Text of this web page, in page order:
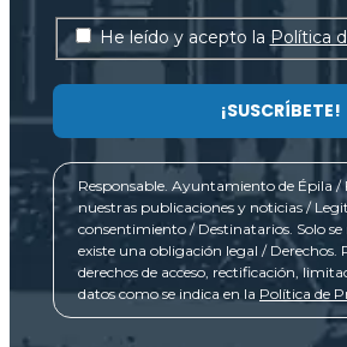
He leído y acepto la Política
Responsable. Ayuntamiento de Épila /
nuestras publicaciones y noticias /
consentimiento / Destinatarios. Solo se
existe una obligación legal / Derechos.
derechos de acceso, rectificación,
datos como se indica en la Política de